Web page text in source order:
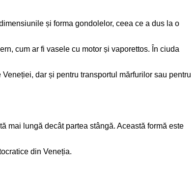
și forma gondolelor, ceea ce a dus la o
cum ar fi vasele cu motor și vaporettos. În ciuda
dar și pentru transportul mărfurilor sau pentru
mai lungă decât partea stângă. Această formă este
din Veneția.